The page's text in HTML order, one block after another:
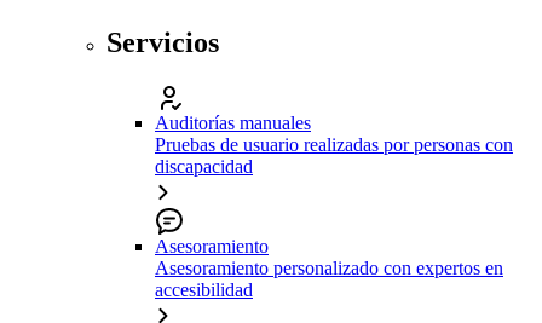
Servicios
Auditorías manuales
Pruebas de usuario realizadas por personas con
discapacidad
Asesoramiento
Asesoramiento personalizado con expertos en
accesibilidad